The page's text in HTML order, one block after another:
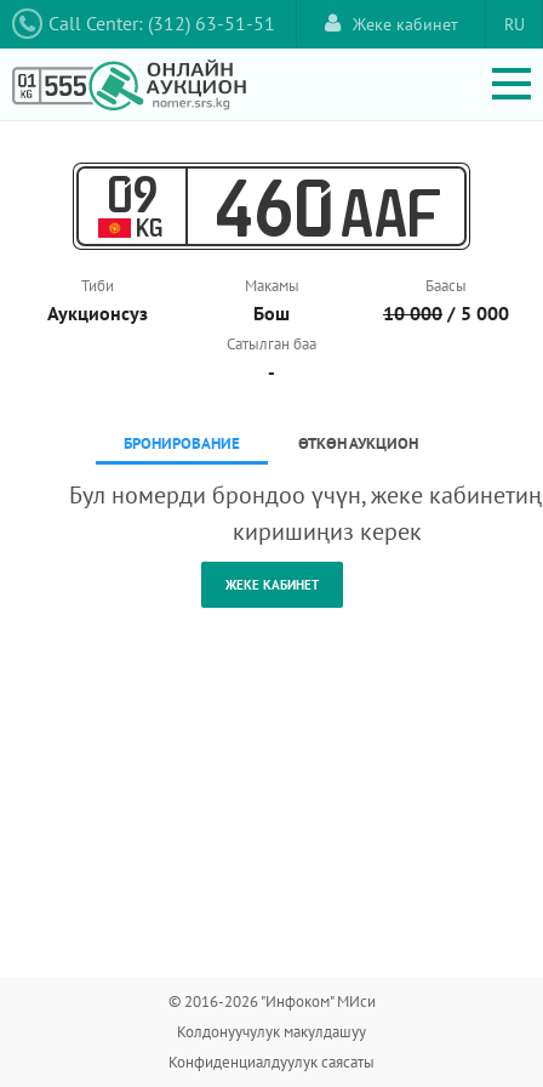
Call Center: (312) 63-51-51 RU
Жеке кабинет
09
KG 460 AAF
Тиби
Аукционcуз
Макамы
Бош
Баасы
10 000 / 5 000
Сатылган баа
-
БРОНИРОВАНИЕ ӨТКӨН АУКЦИОН
Бул номерди брондоо үчүн, жеке
киришиңиз керек
© 2016-2026 "Инфоком" МИси
Колдонуучулук макулдашуу
Конфиденциалдуулук саясаты